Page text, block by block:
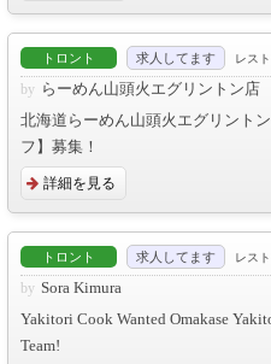
トロント 求人してます レス
らーめん山頭火エグリントン店
北海道らーめん山頭火エグリント
フ】募集！
詳細を見る
トロント 求人してます レス
Sora Kimura
Yakitori Cook Wanted Omakase
Team!